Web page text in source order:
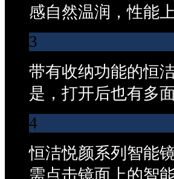
感自然温润，性能
3
带有收纳功能的恒
是，打开后也有多
4
恒洁悦颜系列智能
需点击镜面上的智